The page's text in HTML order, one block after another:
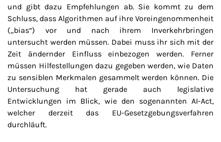
und gibt dazu Empfehlungen ab. Sie kommt zu dem
Schluss, dass Algorithmen auf ihre Voreingenommenheit
(„bias“) vor und nach ihrem Inverkehrbringen
untersucht werden müssen. Dabei muss ihr sich mit der
Zeit ändernder Einfluss einbezogen werden. Ferner
müssen Hilfestellungen dazu gegeben werden, wie Daten
zu sensiblen Merkmalen gesammelt werden können. Die
Untersuchung hat gerade auch legislative
Entwicklungen im Blick, wie den sogenannten AI-Act,
welcher derzeit das EU-Gesetzgebungsverfahren
durchläuft.